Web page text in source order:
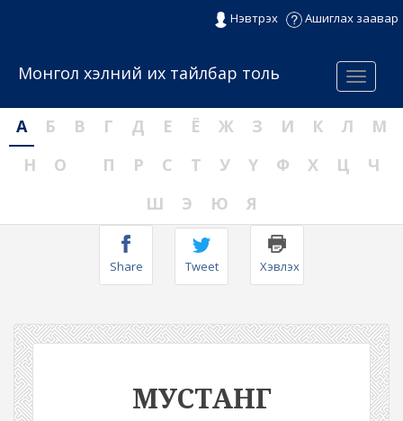
Нэвтрэх Ашиглах заавар
Menu
Монгол хэлний их тайлбар толь
А Б В Г Д Е Ё Ж З И К Л
М
Н
О П Р С Т У Ү Ф Х Ц
Ч
Ш
Э Ю Я
Share Tweet Хэвлэх
МУСТАНГ